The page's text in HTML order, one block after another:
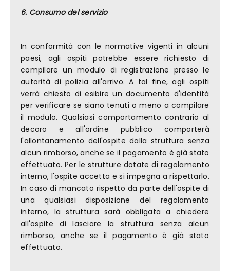
6. Consumo del servizio
In conformità con le normative vigenti in alcuni
paesi, agli ospiti potrebbe essere richiesto di
compilare un modulo di registrazione presso le
autorità di polizia all'arrivo. A tal fine, agli ospiti
verrà chiesto di esibire un documento d'identità
per verificare se siano tenuti o meno a compilare
il modulo. Qualsiasi comportamento contrario al
decoro e all'ordine pubblico comporterà
l'allontanamento dell'ospite dalla struttura senza
alcun rimborso, anche se il pagamento è già stato
effettuato. Per le strutture dotate di regolamento
interno, l'ospite accetta e si impegna a rispettarlo.
In caso di mancato rispetto da parte dell'ospite di
una qualsiasi disposizione del regolamento
interno, la struttura sarà obbligata a chiedere
all'ospite di lasciare la struttura senza alcun
rimborso, anche se il pagamento è già stato
effettuato.